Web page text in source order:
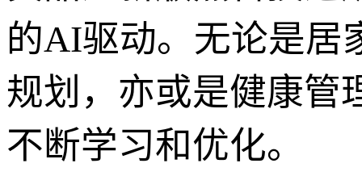
的AI驱动。无论是居
规划，亦或是健康管
不断学习和优化。